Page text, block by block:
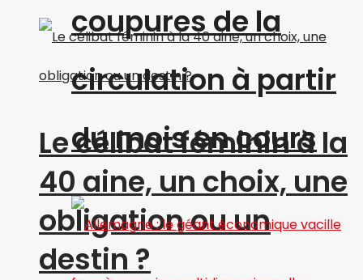
Le célibat féminin à la
40 aine, un choix, une
obligation ou un
destin ?
coupures de la
circulation à partir
du mois en cours